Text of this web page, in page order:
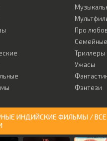
Про
Семейные
Триллеры
Ужасы
Фэнтези
ИНДИЙСКИЕ ФИЛЬМЫ / ВСЕ